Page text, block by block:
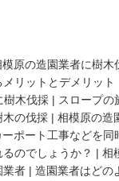
模原の造園業者に樹木
リットとデメリット
樹木伐採 | スロープの
木の伐採 | 相模原の造
ポート工事などを同
のでしょうか？ | 相
業者 | 造園業者はどの